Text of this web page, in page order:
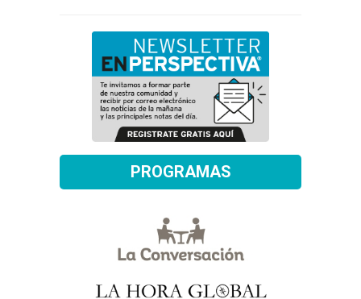
PROGRAMAS